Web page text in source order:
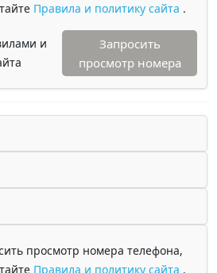
Правила и политику сайта .
и
Запросить
просмотр номера
просмотр номера телефона,
Правила и политику сайта .